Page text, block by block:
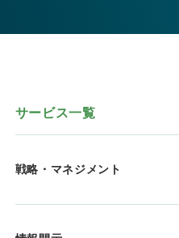
サービス一覧
戦略・マネジメント